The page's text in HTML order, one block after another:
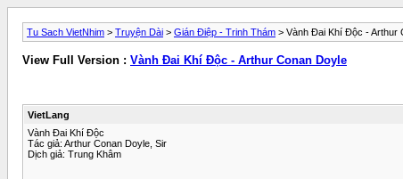
Tu Sach VietNhim > Truyện Dài > Gián Điệp - Trinh Thám > Vành Đai Khí Độc - Arthur
View Full Version : Vành Đai Khí Độc - Arthur Conan Doyle
VietLang
Vành Đai Khí Độc
Tác giả: Arthur Conan Doyle, Sir
Dịch giả: Trung Khâm